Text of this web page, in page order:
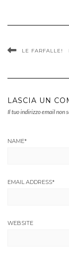
LE FARFALLE!
LASCIA UN
Il tuo indirizzo email non
NAME*
EMAIL ADDRESS*
WEBSITE